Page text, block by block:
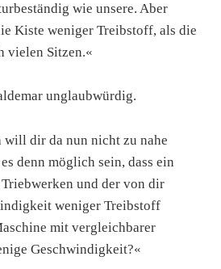
wie unsere. Aber
Kiste weniger Treibstoff, als die
vielen Sitzen.«
unglaubwürdig.
will dir da nun nicht zu nahe
denn möglich sein, dass ein
und der von dir
weniger Treibstoff
mit vergleichbarer
Geschwindigkeit?«